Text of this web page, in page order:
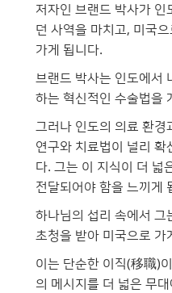
저자인 브랜드 박사가
던 사역을 마치고, 미국
가게 됩니다.
브랜드 박사는 인도에서
하는 혁신적인 수술법을
그러나 인도의 의료 환경
연구와 치료법이 널리 확
다. 그는 이 지식이 더 넓
전달되어야 함을 느끼게
하나님의 섭리 속에서 그
초청을 받아 미국으로 가
이는 단순한 이직(移職)
의 메시지를 더 넓은 무